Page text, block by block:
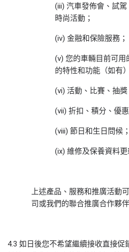
(iii) 汽車發佈會、試
時尚活動；
(iv) 金融和保險服務；
(v) 您的車輛目前可用
的特性和功能（如有
(vi) 活動、比賽、抽獎
(vii) 折扣、積分、優
(viii) 節日和生日問候
(ix) 維修及保養資料
上述產品、服務和推廣活動
司或我們的聯合推廣合作夥
4.3 如日後您不希望繼續接收直接促